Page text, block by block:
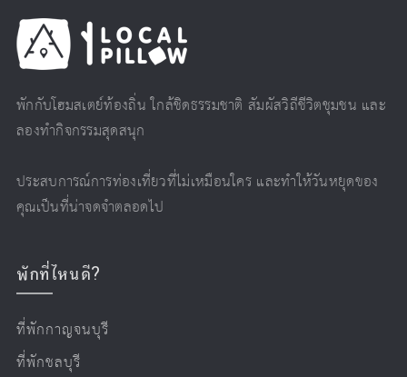
พักกับโฮมสเตย์ท้องถิ่น ใกล้ชิดธรรมชาติ สัมผัสวิถีชีวิตชุมชน และ
ลองทำกิจกรรมสุดสนุก
ประสบการณ์การท่องเที่ยวที่ไม่เหมือนใคร และทำให้วันหยุดของ
คุณเป็นที่น่าจดจำตลอดไป
พักที่ไหนดี?
ที่พักกาญจนบุรี
ที่พักชลบุรี